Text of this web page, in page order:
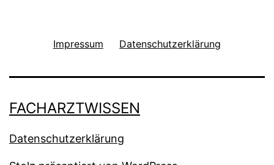
Impressum Datenschutzerklärung
FACHARZTWISSEN
Datenschutzerklärung